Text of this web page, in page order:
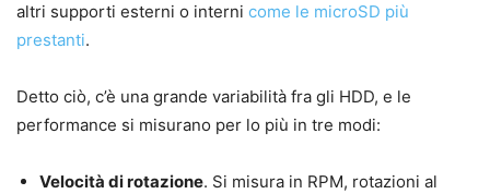
altri supporti esterni o interni come le microSD più
prestanti.
Detto ciò, c’è una grande variabilità fra gli HDD, e le
performance si misurano per lo più in tre modi:
Velocità di rotazione. Si misura in RPM, rotazioni al